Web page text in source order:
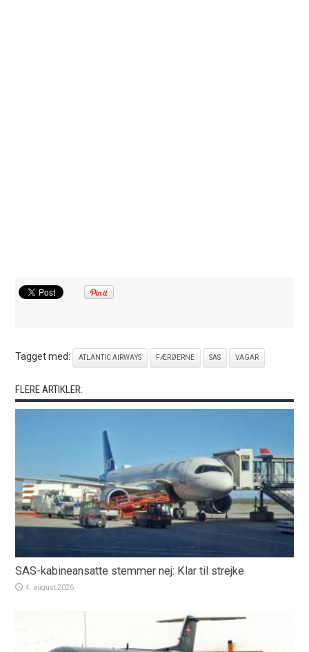
Tagget med: ATLANTIC AIRWAYS FÆRØERNE SAS VAGAR
FLERE ARTIKLER:
SAS-kabineansatte stemmer nej: Klar til strejke
4. august 2026